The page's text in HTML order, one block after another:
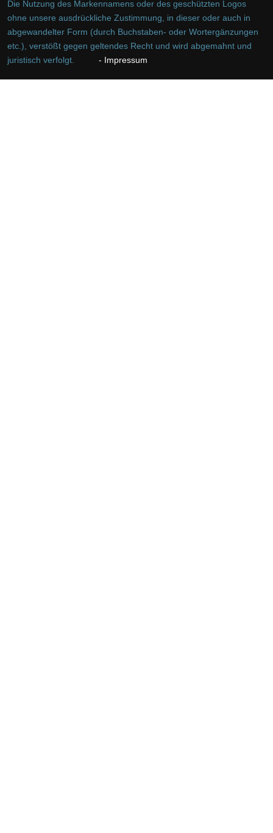
Die Nutzung des Markennamens oder des geschützten Logos
ohne unsere ausdrückliche Zustimmung, in dieser oder auch in
abgewandelter Form (durch Buchstaben- oder Wortergänzungen
etc.), verstößt gegen geltendes Recht und wird abgemahnt und
juristisch verfolgt.
- Impressum